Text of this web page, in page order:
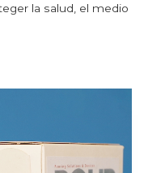
la salud, el medio